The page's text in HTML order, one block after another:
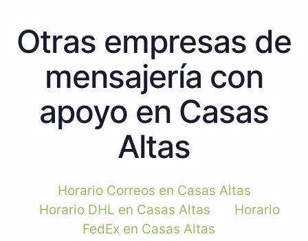
Otras empresas de
mensajería con
apoyo en Casas
Altas
Horario Correos en Casas Altas
Horario DHL en Casas Altas
Horario
FedEx en Casas Altas